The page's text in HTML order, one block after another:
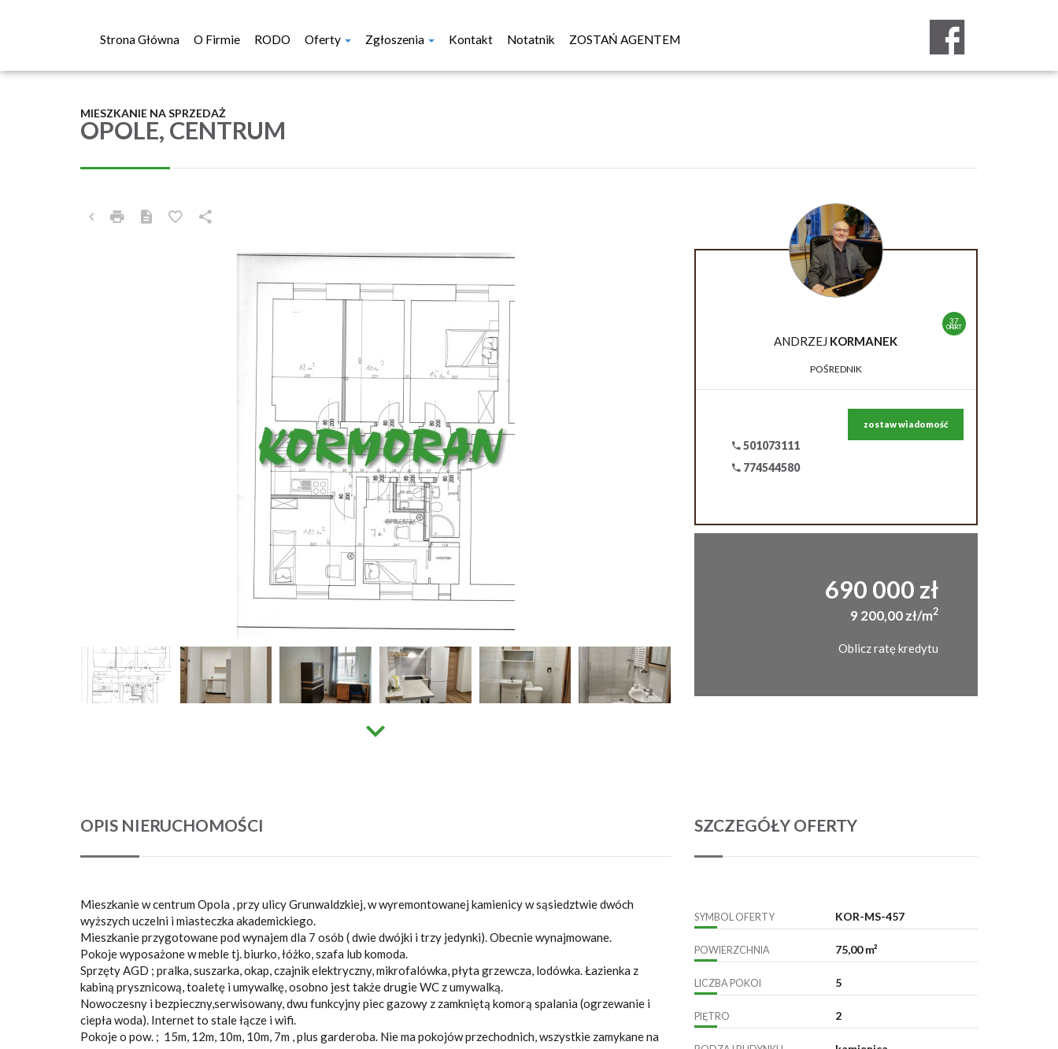
Strona Główna O Firmie RODO Oferty Zgłoszenia Kontakt Notatnik ZOSTAŃ AGENTEM
OPOLE, CENTRUM
MIESZKANIE NA SPRZEDAŻ
37
OFERT
ANDRZEJ KORMANEK
POŚREDNIK
501073111
774544580
zostaw wiadomość
690 000 zł
9 200,00 zł/m2
Oblicz ratę kredytu
OPIS NIERUCHOMOŚCI
Mieszkanie w centrum Opola , przy ulicy Grunwaldzkiej, w wyremontowanej kamienicy wsąsiedztwie dwóch
wyższych uczelni i miasteczka akademickiego.
Mieszkanie przygotowane pod wynajem dla 7 osób ( dwie dwójki i trzy jedynki). Obecnie wynajmowane.
Pokoje wyposażone w meble tj. biurko, łóżko, szafa lub komoda.
Sprzęty AGD ; pralka, suszarka, okap, czajnik elektryczny, mikrofalówka, płyta grzewcza, lodówka. Łazienka z
kabiną prysznicową, toaletę i umywalkę, osobno jest także drugie WC z umywalką.
Nowoczesny i bezpieczny,serwisowany, dwu funkcyjny piec gazowy z zamkniętą komorą spalania (ogrzewanie i
ciepła woda). Internet to stale łącze i wifi.
Pokoje o pow. ; 15m, 12m, 10m, 10m, 7m , plus garderoba. Nie ma pokojów przechodnich, wszystkie zamykane na
SZCZEGÓŁY OFERTY
SYMBOL OFERTY KOR-MS-457
POWIERZCHNIA 75,00 m²
LICZBA POKOI 5
PIĘTRO 2